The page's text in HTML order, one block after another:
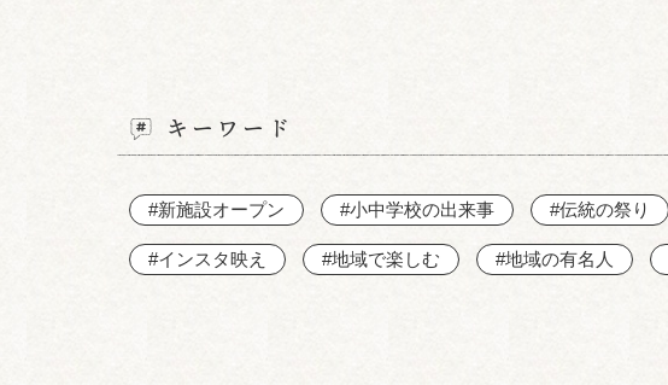
キーワード
#新施設オープン #小中学校の出来事 #伝統の祭り
#インスタ映え #地域で楽しむ #地域の有名人